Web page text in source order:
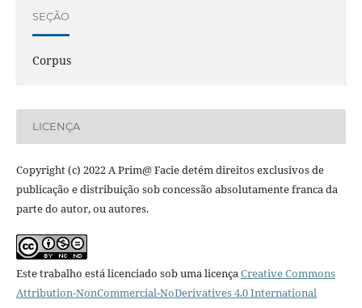
SEÇÃO
Corpus
LICENÇA
Copyright (c) 2022 A Prim@ Facie detém direitos exclusivos de
publicação e distribuição sob concessão absolutamente franca da
parte do autor, ou autores.
Este trabalho está licenciado sob uma licençaCreative Commons
Attribution-NonCommercial-NoDerivatives 4.0 International